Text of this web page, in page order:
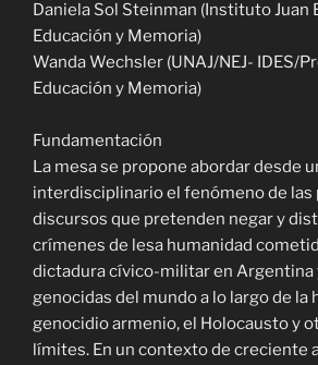
Daniela Sol Steinman (Instituto Juan
Educación y Memoria)
Wanda Wechsler (UNAJ/NEJ- IDES/
Educación y Memoria)
Fundamentación
La mesa se propone abordar desde
interdisciplinario el fenómeno de las
discursos que pretenden negar y
crímenes de lesa humanidad
dictadura cívico-militar en Argentina
genocidas del mundo a lo largo de la
genocidio armenio, el Holocausto y
límites. En un contexto de creciente